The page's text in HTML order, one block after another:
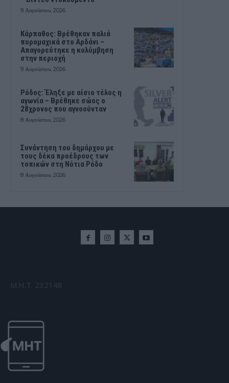
9 Αυγούστου, 2026
Κάρπαθος: Βρέθηκαν παλιά
πυρομαχικά στο Αρδάνι –
Απαγορεύτηκε η κολύμβηση
στην περιοχή
9 Αυγούστου, 2026
Ρόδος: Έληξε με αίσιο τέλος η
αγωνία – Βρέθηκε σώος ο
28χρονος που αγνοούνταν
8 Αυγούστου, 2026
Συνάντηση του δημάρχου με
τους δέκα προέδρους των
τοπικών στη Νότια Ρόδο
8 Αυγούστου, 2026
Μ.Η.Τ. 232148